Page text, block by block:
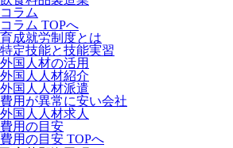
コラム
コラム TOPへ
育成就労制度とは
特定技能と技能実習
外国人材の活用
外国人人材紹介
外国人人材派遣
費用が異常に安い会社
外国人人材求人
費用の目安
費用の目安 TOPへ